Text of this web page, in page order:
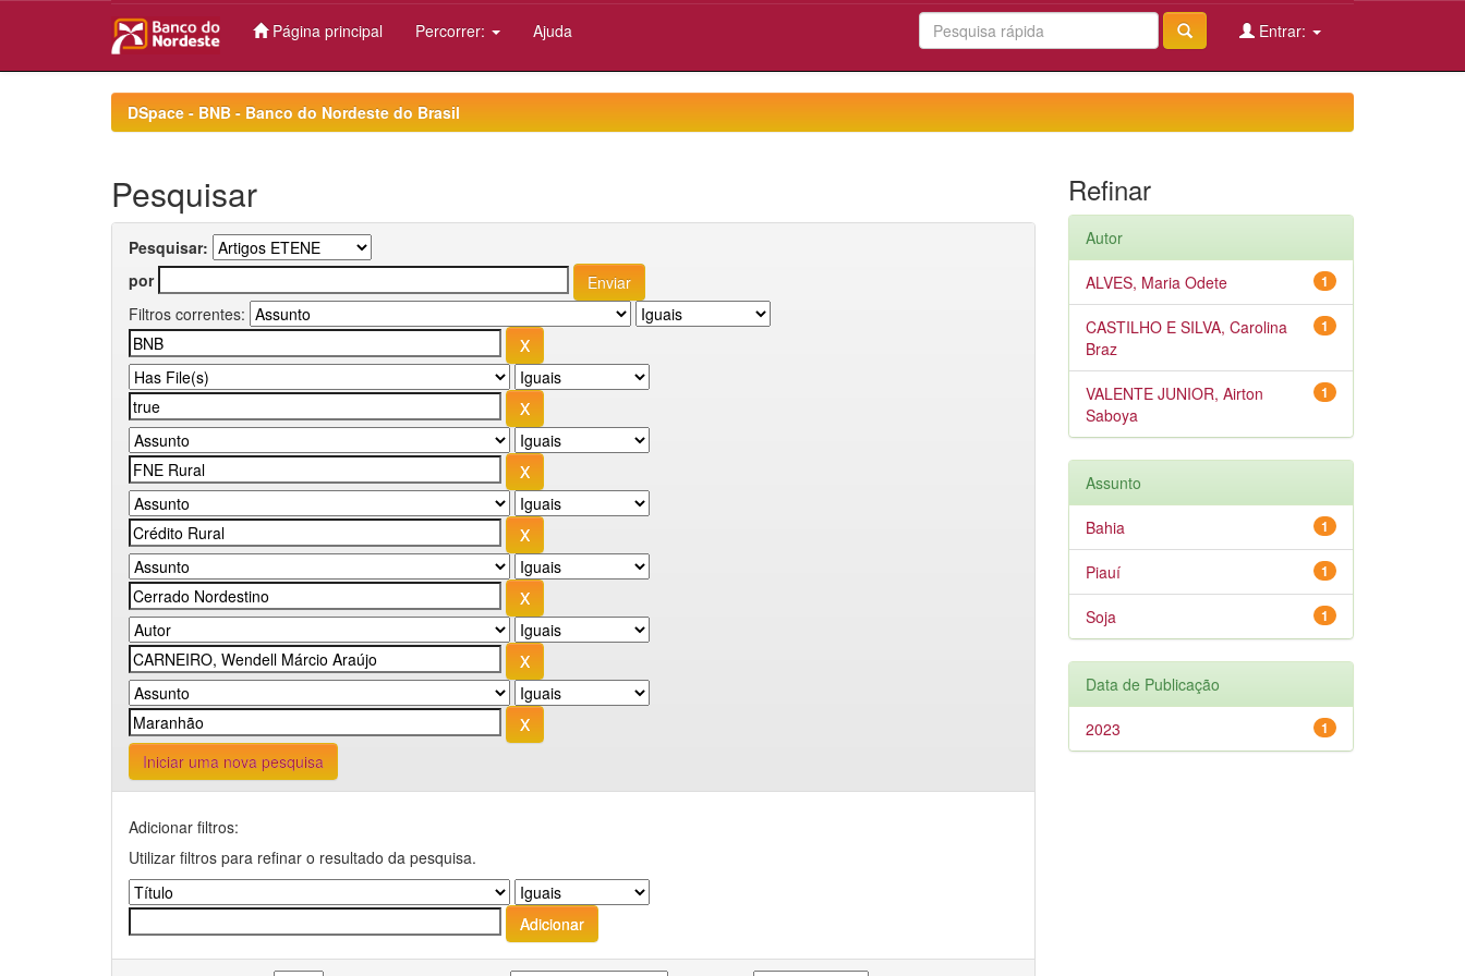
Página principal Percorrer: Ajuda Entrar:
DSpace - BNB - Banco do Nordeste do Brasil
Pesquisar
Pesquisar:
por
Filtros correntes:
Iniciar uma nova pesquisa
Adicionar filtros:
Utilizar filtros para refinar o resultado da pesquisa.
Refinar
Autor
1
ALVES, Maria Odete
1
CASTILHO E SILVA, Carolina
Braz
1
VALENTE JUNIOR, Airton
Saboya
Assunto
1
Bahia
1
Piauí
1
Soja
Data de Publicação
1
2023